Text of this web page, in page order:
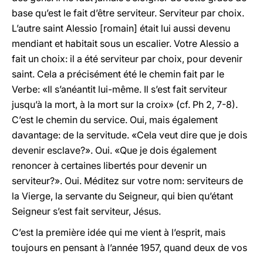
base qu’est le fait d’être serviteur. Serviteur par choix.
L’autre saint Alessio [romain] était lui aussi devenu
mendiant et habitait sous un escalier. Votre Alessio a
fait un choix: il a été serviteur par choix, pour devenir
saint. Cela a précisément été le chemin fait par le
Verbe: «Il s’anéantit lui-même. Il s’est fait serviteur
jusqu’à la mort, à la mort sur la croix» (cf. Ph 2, 7-8).
C’est le chemin du service. Oui, mais également
davantage: de la servitude. «Cela veut dire que je dois
devenir esclave?». Oui. «Que je dois également
renoncer à certaines libertés pour devenir un
serviteur?». Oui. Méditez sur votre nom: serviteurs de
la Vierge, la servante du Seigneur, qui bien qu’étant
Seigneur s’est fait serviteur, Jésus.
C’est la première idée qui me vient à l’esprit, mais
toujours en pensant à l’année 1957, quand deux de vos